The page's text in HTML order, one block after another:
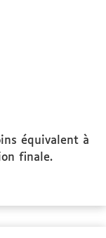
équivalent à
finale.